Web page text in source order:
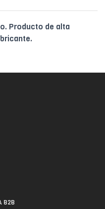
Producto de alta
B2B